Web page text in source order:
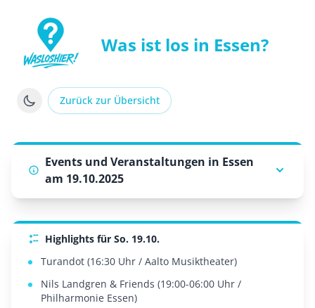
WasLosHier - Dein Portal für Events und
Was ist los in Essen?
Zurück zur Übersicht
Events und Veranstaltungen in Essen
am 19.10.2025
Highlights für So. 19.10.
Turandot (16:30 Uhr / Aalto Musiktheater)
Nils Landgren & Friends (19:00-06:00 Uhr /
Philharmonie Essen)